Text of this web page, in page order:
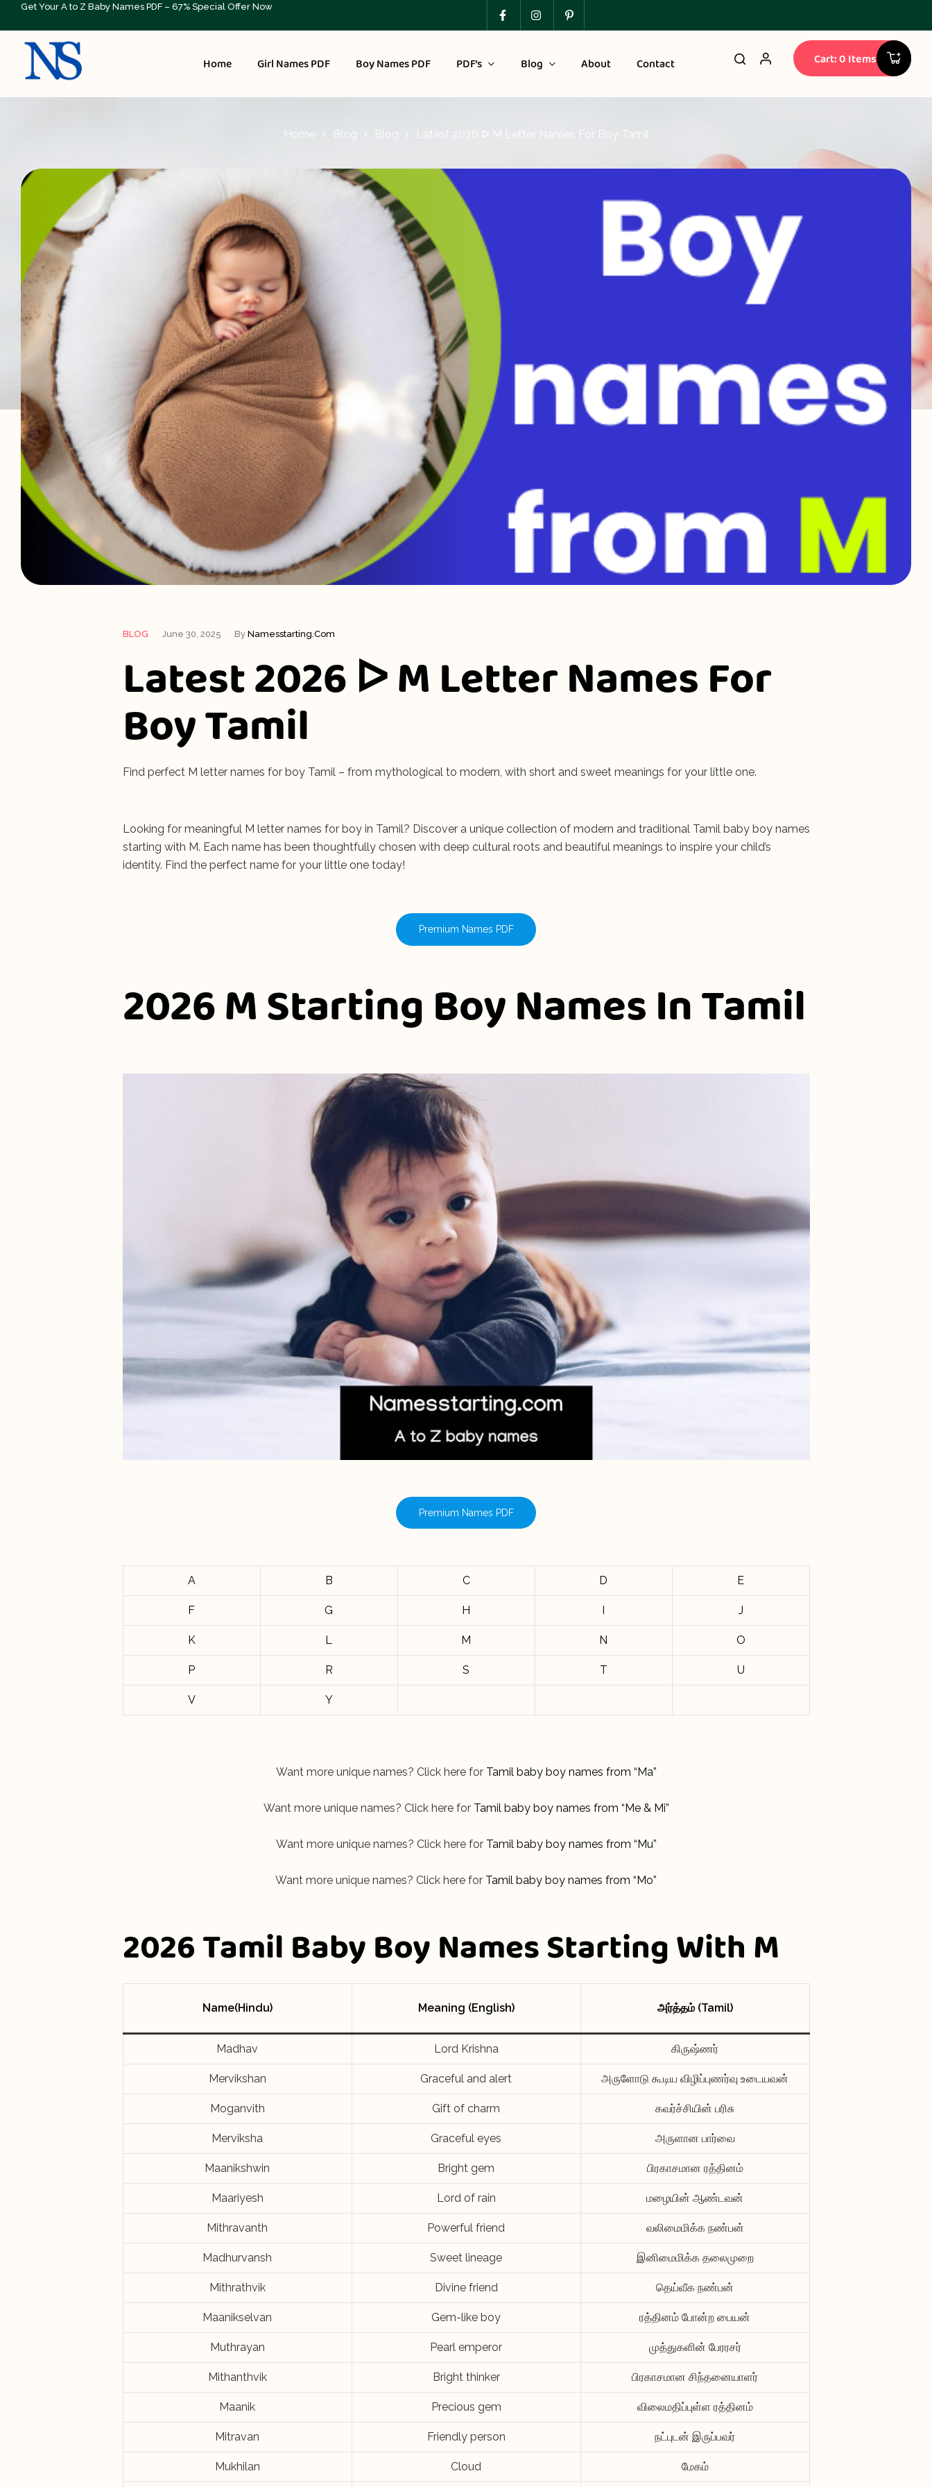
Get Your A to Z Baby Names PDF – 67% Special Offer Now
Home Girl Names PDF Boy Names PDF PDF’s Blog About Contact Cart: 0 Items
Home Blog Blog Latest 2026 ᐅ M Letter Names For Boy Tamil
June 30, 2025
BLOG By Namesstarting.com
Latest 2026 ᐅ M Letter Names For
Boy Tamil
Find perfect M letter names for boy Tamil – from mythological to modern, with short and sweet meanings for your little one.
Looking for meaningful M letter names for boy in Tamil? Discover a unique collection of modern and traditional Tamil baby boy names
starting with M. Each name has been thoughtfully chosen with deep cultural roots and beautiful meanings to inspire your child’s
identity. Find the perfect name for your little one today!
Premium Names PDF
2026 M Starting Boy Names In Tamil
Premium Names PDF
A B C D E
F G H I J
K L M N O
P R S T U
V Y
Want more unique names? Click here for Tamil baby boy names from “Ma”
Want more unique names? Click here for Tamil baby boy names from “Me & Mi”
Want more unique names? Click here for Tamil baby boy names from “Mu”
Want more unique names? Click here for Tamil baby boy names from “Mo”
2026 Tamil Baby Boy Names Starting With M
Name(Hindu) Meaning (English) அர்த்தம் (Tamil)
Madhav Lord Krishna கிருஷ்ணர்
Mervikshan Graceful and alert அருளோடு கூடிய விழிப்புணர்வு உடையவன்
Moganvith Gift of charm கவர்ச்சியின் பரிசு
Merviksha Graceful eyes அருளான பார்வை
Maanikshwin Bright gem பிரகாசமான ரத்தினம்
Maariyesh Lord of rain மழையின் ஆண்டவன்
Mithravanth Powerful friend வலிமைமிக்க நண்பன்
Madhurvansh Sweet lineage இனிமைமிக்க தலைமுறை
Mithrathvik Divine friend தெய்வீக நண்பன்
Maanikselvan Gem-like boy ரத்தினம் போன்ற பையன்
Muthrayan Pearl emperor முத்துகளின் பேரரசர்
Mithanthvik Bright thinker பிரகாசமான சிந்தனையாளர்
Maanik Precious gem விலைமதிப்புள்ள ரத்தினம்
Mitravan Friendly person நட்புடன் இருப்பவர்
Mukhilan Cloud மேகம்